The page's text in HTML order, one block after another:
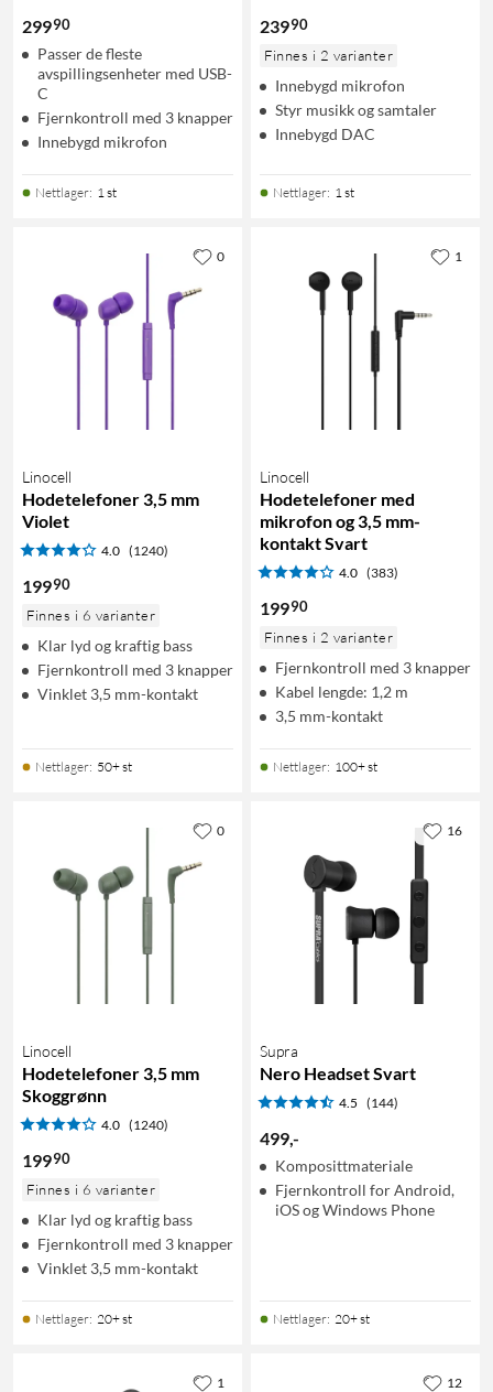
29990
Passer de fleste
avspillingsenheter med USB-
C
Fjernkontroll med 3 knapper
Innebygd mikrofon
Nettlager: 1 st
23990
Finnes i 2 varianter
Innebygd mikrofon
Styr musikk og samtaler
Innebygd DAC
Nettlager: 1 st
Linocell
Hodetelefoner 3,5 mm
Violet
4.0 (1240)
19990
Finnes i 6 varianter
Klar lyd og kraftig bass
Fjernkontroll med 3 knapper
Vinklet 3,5 mm-kontakt
Nettlager: 50+ st
0
Linocell
Hodetelefoner med
mikrofon og 3,5 mm-
kontakt Svart
4.0 (383)
19990
Finnes i 2 varianter
Fjernkontroll med 3 knapper
Kabel lengde: 1,2 m
3,5 mm-kontakt
Nettlager: 100+ st
1
Linocell
Hodetelefoner 3,5 mm
Skoggrønn
4.0 (1240)
19990
Finnes i 6 varianter
Klar lyd og kraftig bass
Fjernkontroll med 3 knapper
Vinklet 3,5 mm-kontakt
Nettlager: 20+ st
0
Supra
Nero Headset Svart
4.5 (144)
499,-
Komposittmateriale
Fjernkontroll for Android,
iOS og Windows Phone
Nettlager: 20+ st
16
1 12